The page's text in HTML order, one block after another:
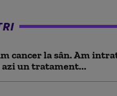
cancer la sân. Am
azi un tratament...